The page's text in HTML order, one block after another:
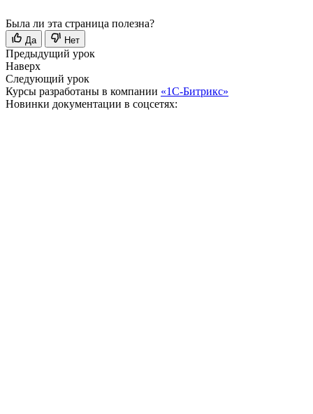
Была ли эта страница полезна?
Да Нет
Предыдущий урок
Наверх
Следующий урок
Курсы разработаны в компании «1С-Битрикс»
Новинки документации в соцсетях: